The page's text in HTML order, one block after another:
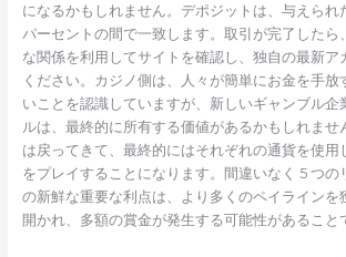
になるかもしれません。デポジットは、与えられ
パーセントの間で一致します。取引が完了したら
な関係を利用してサイトを確認し、独自の最新ア
ください。カジノ側は、人々が簡単にお金を手放
いことを認識していますが、新しいギャンブル企
ルは、最終的に所有する価値があるかもしれませ
は戻ってきて、最終的にはそれぞれの通貨を使用
をプレイすることになります。間違いなく 5 つの
の新鮮な重要な利点は、より多くのペイラインを
開かれ、多額の賞金が発生する可能性があること